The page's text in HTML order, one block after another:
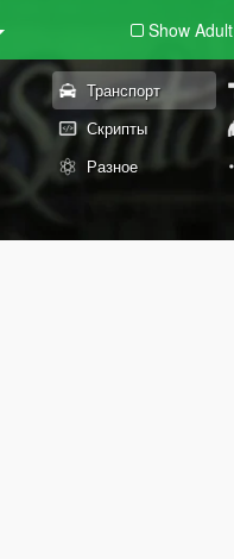
Show Adult
Транспорт
Скрипты
Разное